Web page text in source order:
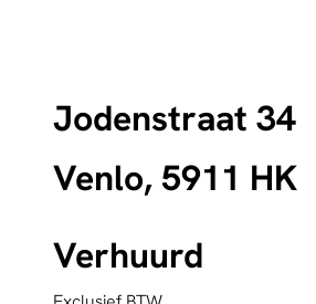
Jodenstraat 34
Venlo, 5911 HK
Verhuurd